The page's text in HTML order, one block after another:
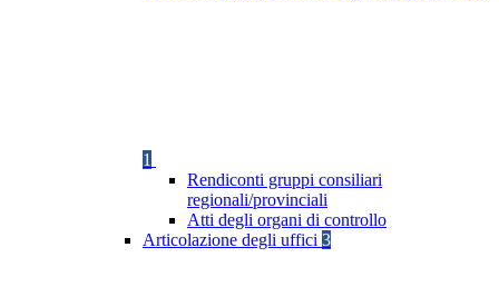
1
Rendiconti gruppi consiliari
regionali/provinciali
Atti degli organi di controllo
Articolazione degli uffici 3